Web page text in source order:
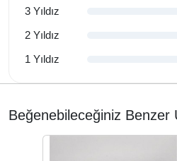
3 Yıldız
2 Yıldız
1 Yıldız
Beğenebileceğiniz Benzer